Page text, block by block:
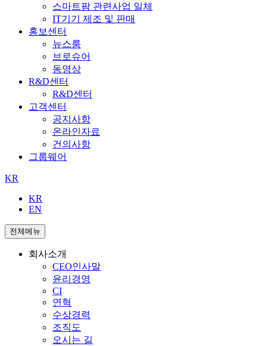
스마트팜 관련사업 일체
IT기기 제조 및 판매
홍보센터
뉴스룸
브로슈어
동영상
R&D센터
R&D센터
고객센터
공지사항
온라인자료
건의사항
그룹웨어
KR
KR
EN
전체메뉴
회사소개
CEO인사말
윤리경영
CI
연혁
수상경력
조직도
오시는 길